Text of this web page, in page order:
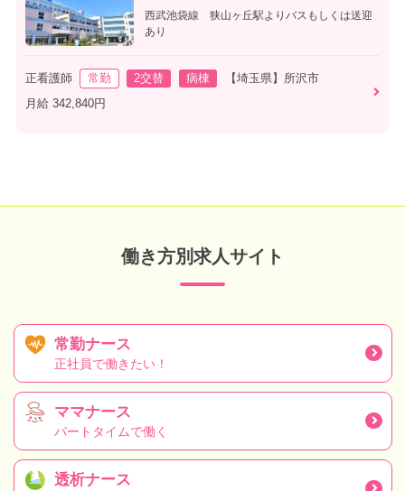
西武池袋線 狭山ヶ丘駅よりバスもしくは送迎
あり
正看護師 常勤 2交替 病棟
【埼玉県】所沢市
月給 342,840円
働き方別求人サイト
常勤ナース
正社員で働きたい！
ママナース
パートタイムで働く
透析ナース